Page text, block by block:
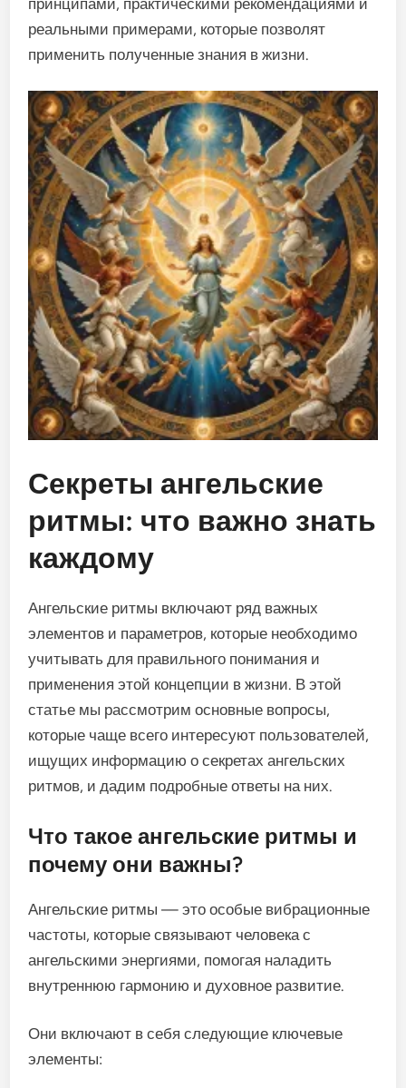
принципами, практическими рекомендациями и
реальными примерами, которые позволят
применить полученные знания в жизни.
Секреты ангельские
ритмы: что важно знать
каждому
Ангельские ритмы включают ряд важных
элементов и параметров, которые необходимо
учитывать для правильного понимания и
применения этой концепции в жизни. В этой
статье мы рассмотрим основные вопросы,
которые чаще всего интересуют пользователей,
ищущих информацию о секретах ангельских
ритмов, и дадим подробные ответы на них.
Что такое ангельские ритмы и
почему они важны?
Ангельские ритмы — это особые вибрационные
частоты, которые связывают человека с
ангельскими энергиями, помогая наладить
внутреннюю гармонию и духовное развитие.
Они включают в себя следующие ключевые
элементы: